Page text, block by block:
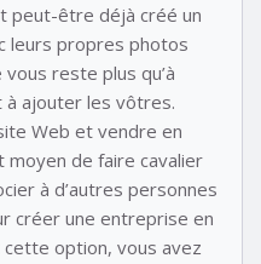
peut-être déjà créé un
leurs propres photos
reste plus qu’à
ajouter les vôtres.
Web et vendre en
moyen de faire cavalier
à d’autres personnes
créer une entreprise en
option, vous avez